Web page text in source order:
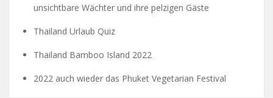
unsichtbare Wächter und ihre pelzigen Gäste
Thailand Urlaub Quiz
Thailand Bamboo Island 2022
2022 auch wieder das Phuket Vegetarian Festival